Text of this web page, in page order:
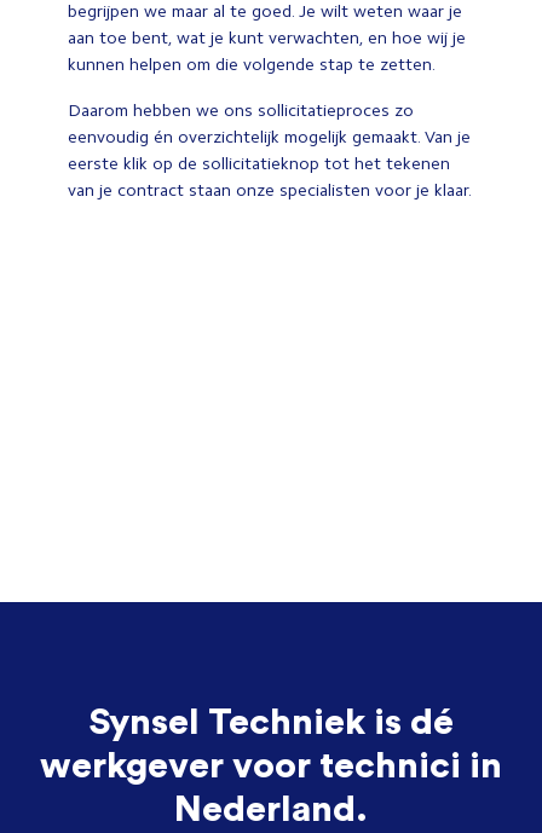
begrijpen we maar al te goed. Je wilt weten waar je
aan toe bent, wat je kunt verwachten, en hoe wij je
kunnen helpen om die volgende stap te zetten.
Daarom hebben we ons sollicitatieproces zo
eenvoudig én overzichtelijk mogelijk gemaakt. Van je
eerste klik op de sollicitatieknop tot het tekenen
van je contract staan onze specialisten voor je klaar.
Synsel Techniek is dé
werkgever voor technici in
Nederland.